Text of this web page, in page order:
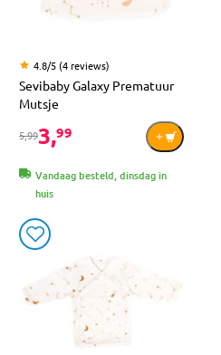
4.8/5 (4 reviews)
Sevibaby Galaxy Prematuur
Mutsje
5,993,99
Vandaag besteld, dinsdag in
huis